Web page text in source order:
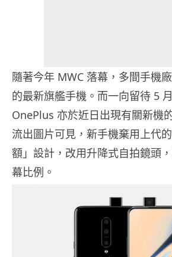
隨著今年 MWC 落幕，多間手機
的最新旗艦手機。而一向留待 5
OnePlus 亦於近日出現有關新機
流出圖片可見，新手機棄用上代
額」設計，改用升降式自拍鏡頭
幕比例。